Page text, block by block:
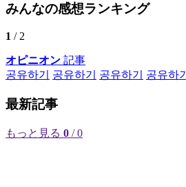
みんなの感想ランキング
1 / 2
オピニオン 記事
공유하기
공유하기 공유하기 공유하기
最新記事
もっと見る 0 / 0